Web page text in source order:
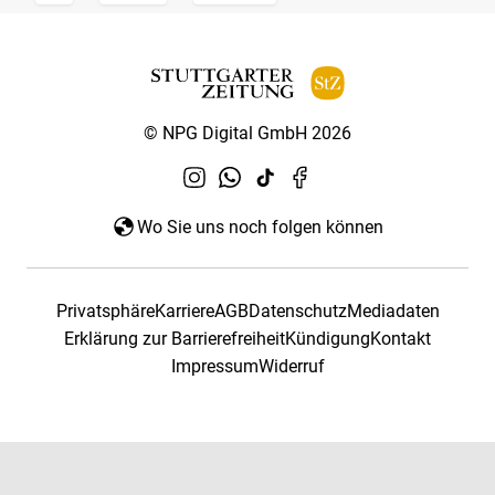
© NPG Digital GmbH 2026
Wo Sie uns noch folgen können
PrivatsphäreKarriereAGBDatenschutzMediadaten
Erklärung zur BarrierefreiheitKündigungKontakt
ImpressumWiderruf